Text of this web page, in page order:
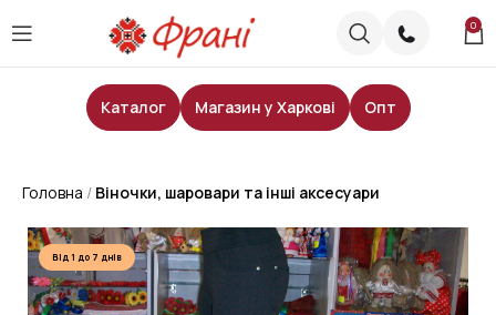
0
Каталог Магазин у Харкові Опт
Головна Віночки, шаровари та інші аксесуари
Від 1 до 7 днів